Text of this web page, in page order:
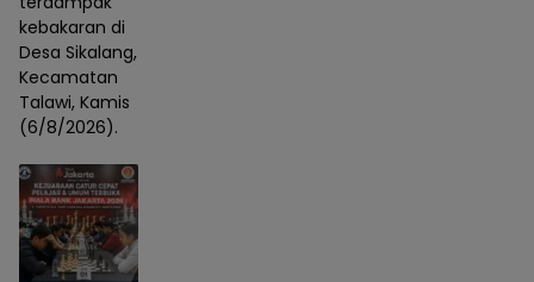
kebakaran di
Desa Sikalang,
Kecamatan
Talawi, Kamis
(6/8/2026).